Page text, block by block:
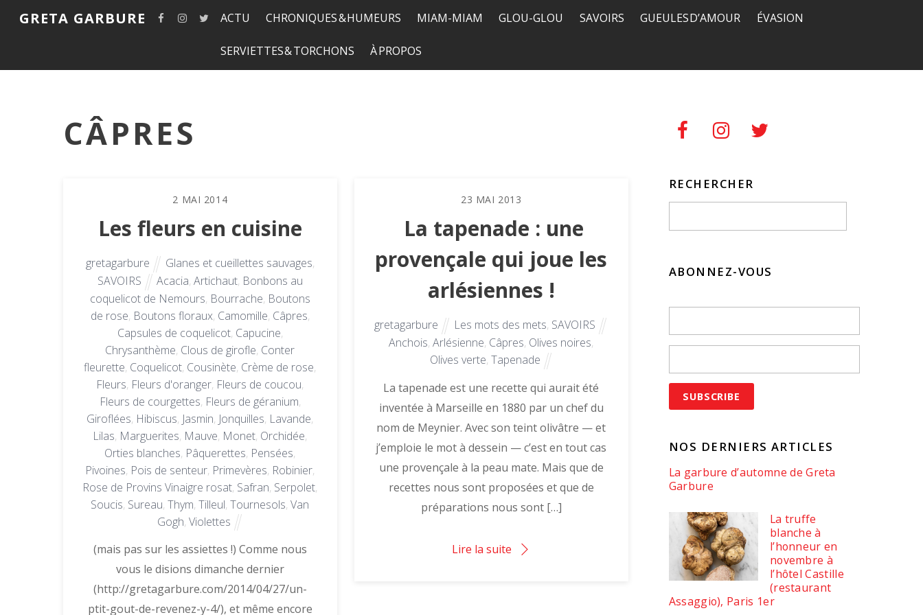
GRETA GARBURE ACTU CHRONIQUES & HUMEURS MIAM-MIAM GLOU-GLOU SAVOIRS GUEULES D’AMOUR ÉVASION
SERVIETTES & TORCHONS À PROPOS
CÂPRES
2 MAI 2014
Les fleurs en cuisine
gretagarbure Glanes et cueillettes sauvages,
SAVOIRS
Acacia,Artichaut, Bonbons au
coquelicot de Nemours, Bourrache, Boutons
de rose, Boutons floraux, Camomille, Câpres,
Capsules de coquelicot, Capucine,
Chrysanthème, Clous de girofle, Conter
fleurette, Coquelicot, Cousinète, Crème de rose,
Fleurs, Fleurs d'oranger, Fleurs de coucou,
Fleurs de courgettes, Fleurs de géranium,
Giroflées, Hibiscus, Jasmin, Jonquilles, Lavande,
Lilas, Marguerites, Mauve, Monet, Orchidée,
Orties blanches, Pâquerettes, Pensées,
Pivoines, Pois de senteur, Primevères, Robinier,
Rose de Provins Vinaigre rosat, Safran, Serpolet,
Soucis, Sureau,Thym,Tilleul,Tournesols,Van
Gogh, Violettes
(mais pas sur les assiettes !) Comme nous
vous le disions dimanche dernier
(http://gretagarbure.com/2014/04/27/un-
ptit-gout-de-revenez-y-4/), et même encore
23 MAI 2013
La tapenade : une
provençale qui joue les
arlésiennes !
gretagarbure Les mots des mets, SAVOIRS
Anchois,Arlésienne, Câpres, Olives noires,
Olives verte, Tapenade
La tapenade est une recette qui aurait été
inventée à Marseille en 1880 par un chef du
nom de Meynier. Avec son teint olivâtre — et
j’emploie le mot à dessein — c’est en tout cas
une provençale à la peau mate. Mais que de
recettes nous sont proposées et que de
préparations nous sont […]
Lire la suite
RECHERCHER
ABONNEZ-VOUS
NOS DERNIERS ARTICLES
La garbure d’automne de Greta
Garbure
La truffe
blanche à
l’honneur en
novembre à
l’hôtel Castille
(restaurant
Assaggio), Paris 1er